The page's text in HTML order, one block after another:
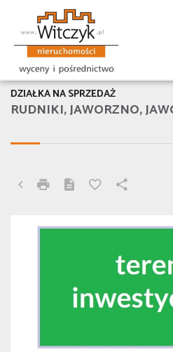
RUDNIKI, JAWORZNO,
DZIAŁKA NA SPRZEDAŻ